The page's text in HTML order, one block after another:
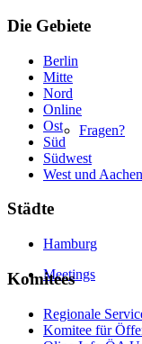
Fragen?
Meetings
Die Gebiete
Berlin
Mitte
Nord
Online
Ost
Süd
Südwest
West und Aachen
Städte
Hamburg
Komitees
Regionale
Komitee für